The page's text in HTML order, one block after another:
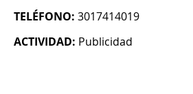
TELÉFONO: 3017414019
ACTIVIDAD: Publicidad